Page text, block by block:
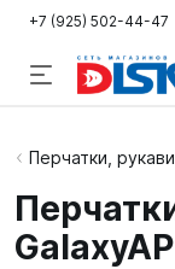
+7 (925) 502-44-47
Подводная
Дайвинг
Перчатки,